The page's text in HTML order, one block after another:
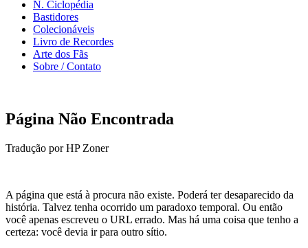
N. Ciclopédia
Bastidores
Colecionáveis
Livro de Recordes
Arte dos Fãs
Sobre / Contato
Página Não Encontrada
Tradução por HP Zoner
A página que está à procura não existe. Poderá ter desaparecido da
história. Talvez tenha ocorrido um paradoxo temporal. Ou então
você apenas escreveu o URL errado. Mas há uma coisa que tenho a
certeza: você devia ir para outro sítio.